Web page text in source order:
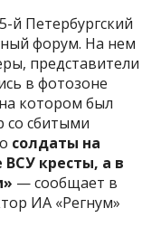
й Петербургский
форум. На нем
представители
в фотозоне
котором был
со сбитыми
солдаты на
кресты, а в
— сообщает в
ИА «Регнум»